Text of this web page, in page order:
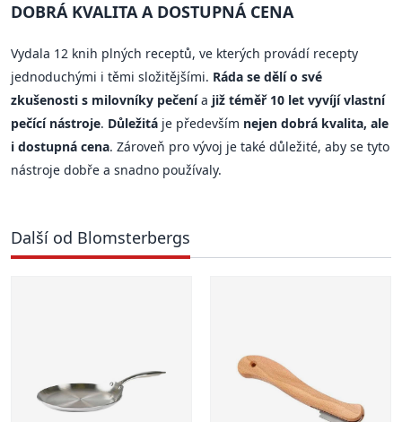
DOBRÁ KVALITA A DOSTUPNÁ CENA
Vydala 12 knih plných receptů, ve kterých provádí recepty
jednoduchými i těmi složitějšími. Ráda se dělí o své
zkušenosti s milovníky pečenía již téměř 10 let vyvíjí vlastní
pečící nástroje. Důležitá je především nejen dobrá kvalita, ale
i dostupná cena. Zároveň pro vývoj je také důležité, aby se tyto
nástroje dobře a snadno používaly.
Další od Blomsterbergs